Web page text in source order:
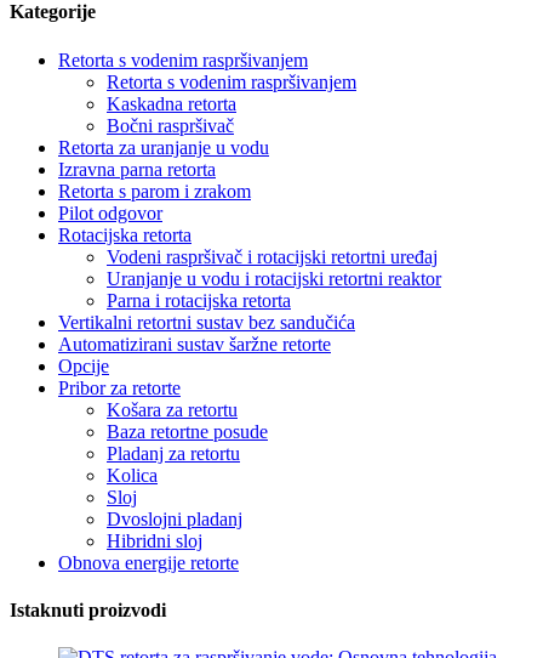
Kategorije
Retorta s vodenim raspršivanjem
Retorta s vodenim raspršivanjem
Kaskadna retorta
Bočni raspršivač
Retorta za uranjanje u vodu
Izravna parna retorta
Retorta s parom i zrakom
Pilot odgovor
Rotacijska retorta
Vodeni raspršivač i rotacijski retortni uređaj
Uranjanje u vodu i rotacijski retortni reaktor
Parna i rotacijska retorta
Vertikalni retortni sustav bez sandučića
Automatizirani sustav šaržne retorte
Opcije
Pribor za retorte
Košara za retortu
Baza retortne posude
Pladanj za retortu
Kolica
Sloj
Dvoslojni pladanj
Hibridni sloj
Obnova energije retorte
Istaknuti proizvodi